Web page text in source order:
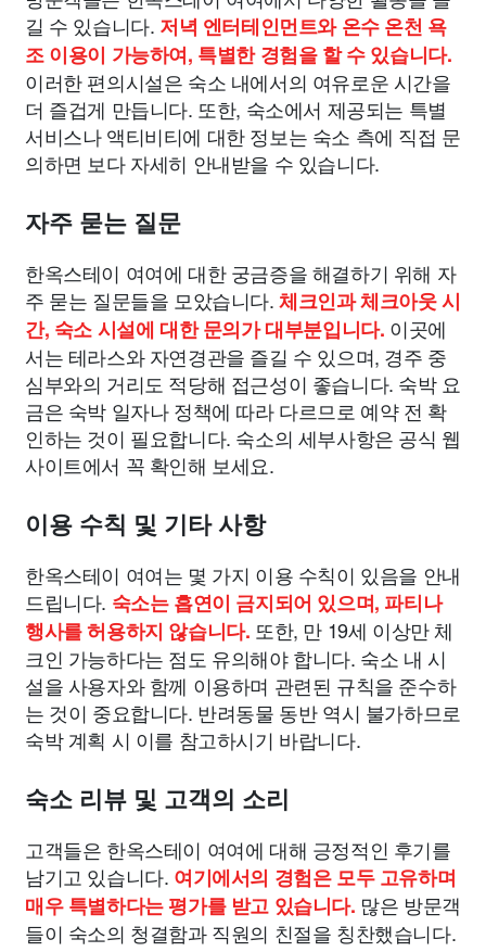
길 수 있습니다. 저녁 엔터테인먼트와 온수 온천 욕
조 이용이 가능하여, 특별한 경험을 할 수 있습니다.
이러한 편의시설은 숙소 내에서의 여유로운 시간을
더 즐겁게 만듭니다. 또한, 숙소에서 제공되는 특별
서비스나 액티비티에 대한 정보는 숙소 측에 직접 문
의하면 보다 자세히 안내받을 수 있습니다.
자주 묻는 질문
한옥스테이 여여에 대한 궁금증을 해결하기 위해 자
주 묻는 질문들을 모았습니다.체크인과 체크아웃 시
간, 숙소 시설에 대한 문의가 대부분입니다. 이곳에
서는 테라스와 자연경관을 즐길 수 있으며, 경주 중
심부와의 거리도 적당해 접근성이 좋습니다. 숙박 요
금은 숙박 일자나 정책에 따라 다르므로 예약 전 확
인하는 것이 필요합니다. 숙소의 세부사항은 공식 웹
사이트에서 꼭 확인해 보세요.
이용 수칙 및 기타 사항
한옥스테이 여여는 몇 가지 이용 수칙이 있음을 안내
드립니다. 숙소는 흡연이 금지되어 있으며, 파티나
행사를 허용하지 않습니다. 또한, 만 19세 이상만 체
크인 가능하다는 점도 유의해야 합니다. 숙소 내 시
설을 사용자와 함께 이용하며 관련된 규칙을 준수하
는 것이 중요합니다. 반려동물 동반 역시 불가하므로
숙박 계획 시 이를 참고하시기 바랍니다.
숙소 리뷰 및 고객의 소리
고객들은 한옥스테이 여여에 대해 긍정적인 후기를
남기고 있습니다. 여기에서의 경험은 모두 고유하며
매우 특별하다는 평가를 받고 있습니다. 많은 방문객
들이 숙소의 청결함과 직원의 친절을 칭찬했습니다.